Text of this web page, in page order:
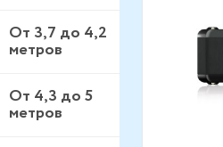
От 3,7 до 4,2
метров
От 4,3 до 5
метров